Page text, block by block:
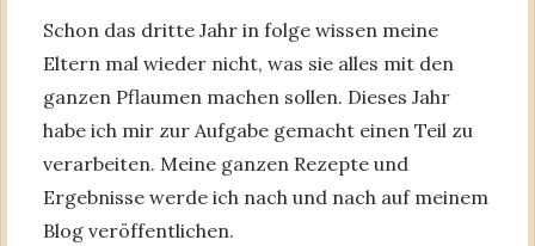
Schon das dritte Jahr in folge wissen meine
Eltern mal wieder nicht, was sie alles mit den
ganzen Pflaumen machen sollen. Dieses Jahr
habe ich mir zur Aufgabe gemacht einen Teil zu
verarbeiten. Meine ganzen Rezepte und
Ergebnisse werde ich nach und nach auf meinem
Blog veröffentlichen.